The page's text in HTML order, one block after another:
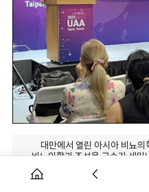
대만에서 열린 아시아 비뇨
비뇨의학과 조성용 교수가 세미
공유